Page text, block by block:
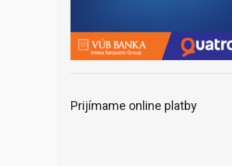
Prijímame online platby